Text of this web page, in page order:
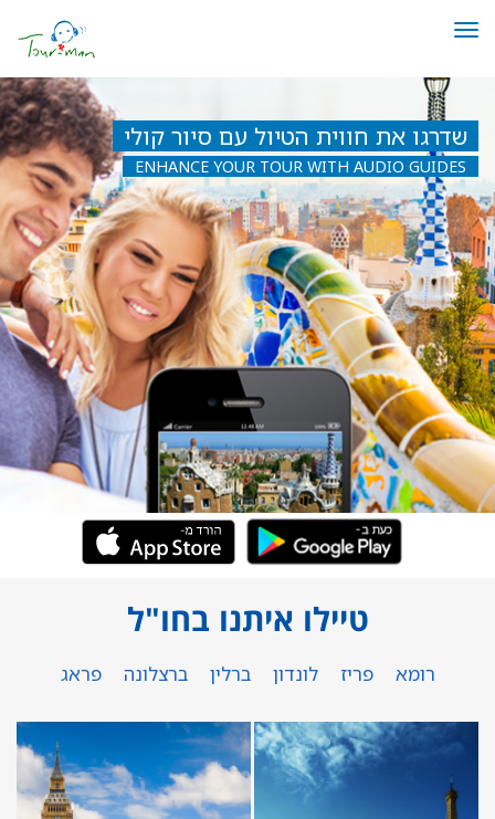
תפריט
שדרגו את חווית הטיול עם סיור קולי
ENHANCE YOUR TOUR WITH AUDIO GUIDES
טיילו איתנו בחו"ל
רומאפריז לונדון ברלין ברצלונה פראג